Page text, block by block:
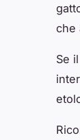
che
Se